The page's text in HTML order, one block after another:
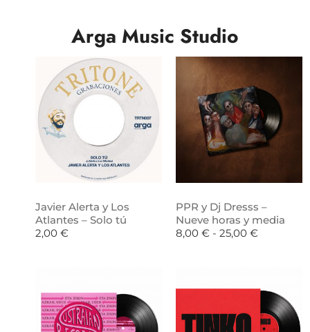
Arga Music Studio
Javier Alerta y Los
Atlantes – Solo tú
2,00 €
PPR y Dj Dresss –
Nueve horas y media
8,00 € - 25,00 €